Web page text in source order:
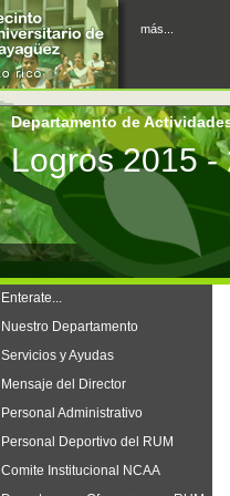
más...
Departamento de
Logros 2015 -
Enterate...
Nuestro Departamento
Servicios y Ayudas
Mensaje del Director
Personal Administrativo
Personal Deportivo del RUM
Comite Institucional NCAA